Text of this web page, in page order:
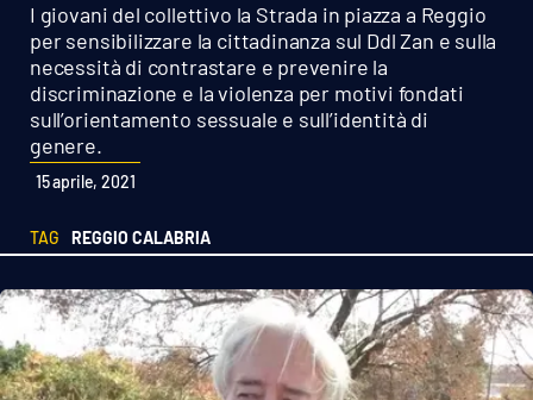
Sport
Cultura
Podcast
VIDEO
I giovani del collettivo la Strada in piazza a Reggio
per sensibilizzare la cittadinanza sul Ddl Zan e sulla
necessità di contrastare e prevenire la
discriminazione e la violenza per motivi fondati
sull’orientamento sessuale e sull’identità di
genere.
15 aprile, 2021
TAG REGGIO CALABRIA